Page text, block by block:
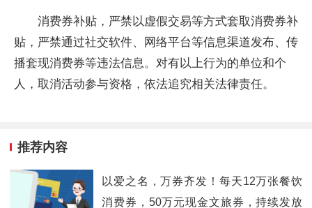
消费券补贴，严禁以虚假交易等方式套取消费券补
贴，严禁通过社交软件、网络平台等信息渠道发布、传
播套现消费券等违法信息。对有以上行为的单位和个
人，取消活动参与资格，依法追究相关法律责任。
推荐内容
以爱之名，万券齐发！每天12万张餐饮
消费券，50万元现金文旅券，持续发放